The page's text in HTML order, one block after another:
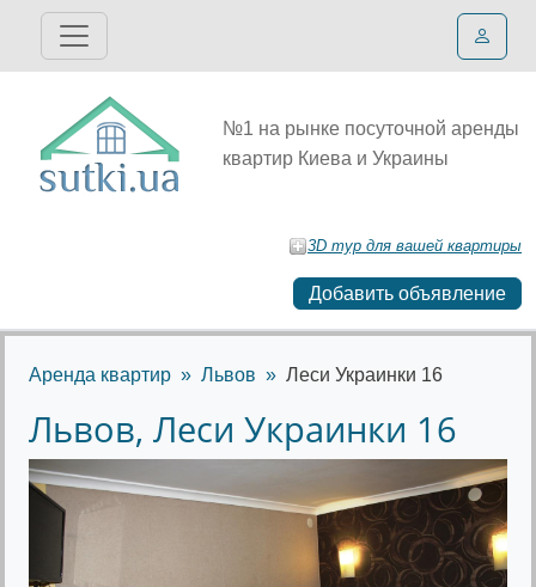
№1 на рынке посуточной аренды
квартир Киева и Украины
3D тур для вашей квартиры
Добавить объявление
Аренда квартир Львов Леси Украинки 16
Львов, Леси Украинки 16